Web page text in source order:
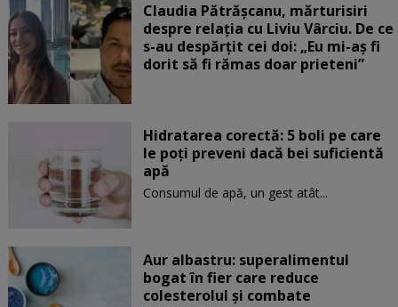
Claudia Pătrășcanu, mărturisiri
despre relația cu Liviu Vârciu. De ce
s-au despărțit cei doi: „Eu mi-aș fi
dorit să fi rămas doar prieteni”
Hidratarea corectă: 5 boli pe care
le poți preveni dacă bei suficientă
apă
Consumul de apă, un gest atât...
Aur albastru: superalimentul
bogat în fier care reduce
colesterolul și combate